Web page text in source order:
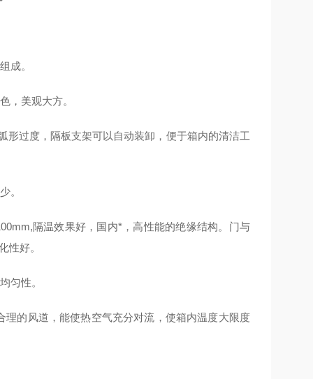
成。
，美观大方。
过度，隔板支架可以自动装卸，便于箱内的清洁工
。
隔温效果好，国内*，高性能的绝缘结构。门与
性好。
匀性。
的风道，能使热空气充分对流，使箱内温度大限度